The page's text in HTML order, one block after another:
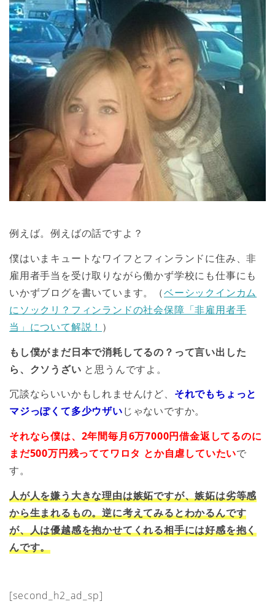
例えば。例えばの話ですよ？
僕はいまキュートなワイフとフィンランドに住み、非
雇用者手当を受け取りながら働かず学校にも仕事にも
いかずブログを書いています。（ベーシックインカム
にソックリ？フィンランドの社会保障「非雇用者手
当」について解説！ ）
もし僕がまだ日本で消耗してるの？って言い出した
ら、クソうざい と思うんですよ。
冗談ならいいかもしれませんけど、 それでもちょっと
マジっぽくて多少ウザいじゃないですか。
それなら僕は、2年間毎月6万7000円借金返してるのに
まだ500万円残っててワロタ とか自虐していたいで
す。
人が人を嫌う大きな理由は嫉妬ですが、嫉妬は劣等感
から生まれるもの。逆に考えてみるとわかるんです
が、人は優越感を抱かせてくれる相手には好感を抱く
んです。
[second_h2_ad_sp]